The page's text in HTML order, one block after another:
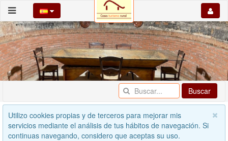
Buscar
Utilizo cookies propias y de terceros para mejorar mis
servicios mediante el análisis de tus hábitos de navegación. Si
continuas navegando, considero que aceptas su uso.